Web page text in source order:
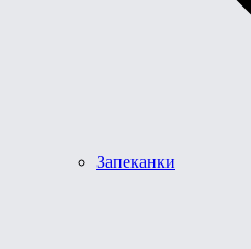
Запеканки